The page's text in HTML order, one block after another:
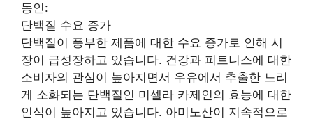
동인:
단백질 수요 증가
단백질이 풍부한 제품에 대한 수요 증가로 인해 시
장이 급성장하고 있습니다. 건강과 피트니스에 대한
소비자의 관심이 높아지면서 우유에서 추출한 느리
게 소화되는 단백질인 미셀라 카제인의 효능에 대한
인식이 높아지고 있습니다. 아미노산이 지속적으로